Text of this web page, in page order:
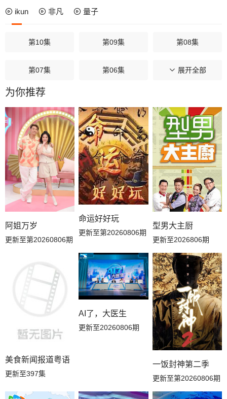
ikun 非凡 量子
第10集 第09集 第08集
第07集 第06集 第05集
第04集
第01集
展开全部
为你推荐
阿姐万岁
更新至第20260806期
命运好好玩
更新至第20260806期
型男大主厨
更新至2026806期
美食新闻报道粤语
更新至397集
AI了，大医生
更新至20260806期
一饭封神第二季
更新至第20260806期